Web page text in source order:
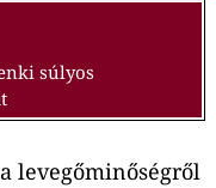
súlyos
levegőminőségről